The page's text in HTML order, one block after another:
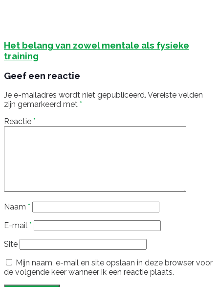
Het belang van zowel mentale als fysieke
training
Geef een reactie
Je e-mailadres wordt niet gepubliceerd. Vereiste velden
zijn gemarkeerd met *
Reactie *
Naam *
E-mail *
Site
Mijn naam, e-mail en site opslaan in deze browser voor
de volgende keer wanneer ik een reactie plaats.